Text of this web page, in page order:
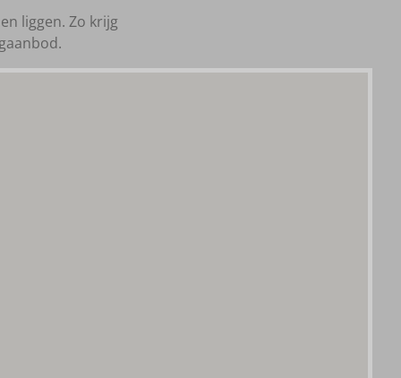
liggen. Zo krijg